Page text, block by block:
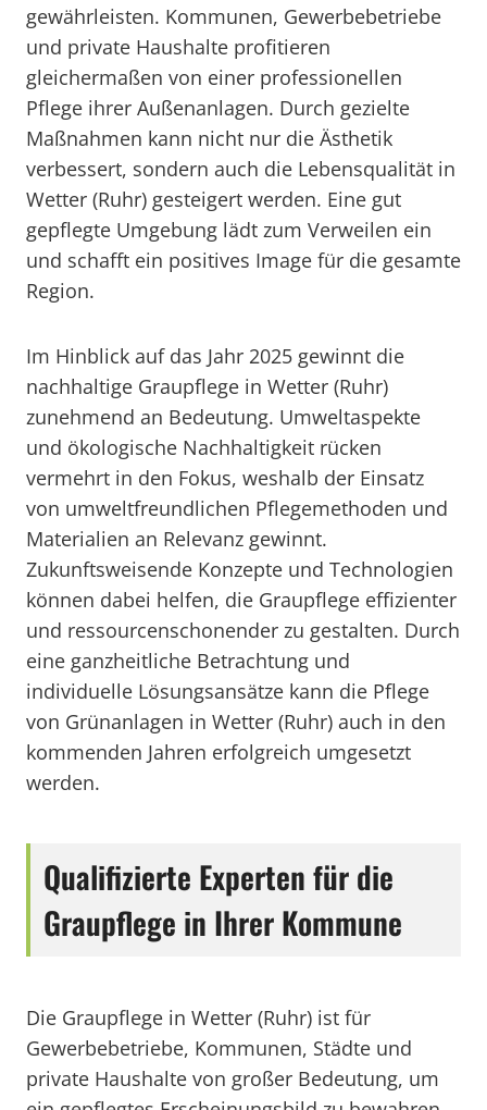
gewährleisten. Kommunen, Gewerbebetriebe
und private Haushalte profitieren
gleichermaßen von einer professionellen
Pflege ihrer Außenanlagen. Durch gezielte
Maßnahmen kann nicht nur die Ästhetik
verbessert, sondern auch die Lebensqualität in
Wetter (Ruhr) gesteigert werden. Eine gut
gepflegte Umgebung lädt zum Verweilen ein
und schafft ein positives Image für die gesamte
Region.
Im Hinblick auf das Jahr 2025 gewinnt die
nachhaltige Graupflege in Wetter (Ruhr)
zunehmend an Bedeutung. Umweltaspekte
und ökologische Nachhaltigkeit rücken
vermehrt in den Fokus, weshalb der Einsatz
von umweltfreundlichen Pflegemethoden und
Materialien an Relevanz gewinnt.
Zukunftsweisende Konzepte und Technologien
können dabei helfen, die Graupflege effizienter
und ressourcenschonender zu gestalten. Durch
eine ganzheitliche Betrachtung und
individuelle Lösungsansätze kann die Pflege
von Grünanlagen in Wetter (Ruhr) auch in den
kommenden Jahren erfolgreich umgesetzt
werden.
Qualifizierte Experten für die
Graupflege in Ihrer Kommune
Die Graupflege in Wetter (Ruhr) ist für
Gewerbebetriebe, Kommunen, Städte und
private Haushalte von großer Bedeutung, um